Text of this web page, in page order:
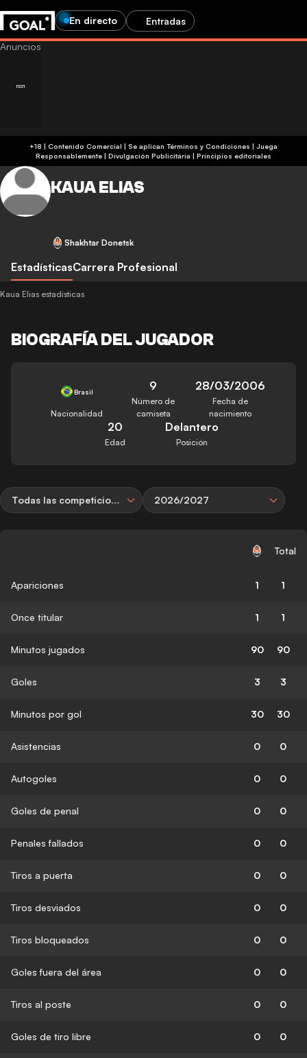
En directo Entradas
+18 | Contenido Comercial | Se aplican Términos y Condiciones | Juega
Responsablemente | Divulgación Publicitária | Principios editoriales
KAUA ELIAS
Shakhtar Donetsk
EstadísticasCarrera Profesional
Kaua Elias estadísticas
BIOGRAFÍA DEL JUGADOR
Brasil
Nacionalidad
9
Número de
camiseta
28/03/2006
Fecha de
nacimiento
20
Edad
Delantero
Posición
Todas las competiciones 2026/2027
Total
Apariciones 1 1
Once titular 1 1
Minutos jugados 90 90
Goles 3 3
Minutos por gol 30 30
Asistencias 0 0
Autogoles 0 0
Goles de penal 0 0
Penales fallados 0 0
Tiros a puerta 0 0
Tiros desviados 0 0
Tiros bloqueados 0 0
Goles fuera del área 0 0
Tiros al poste 0 0
Goles de tiro libre 0 0